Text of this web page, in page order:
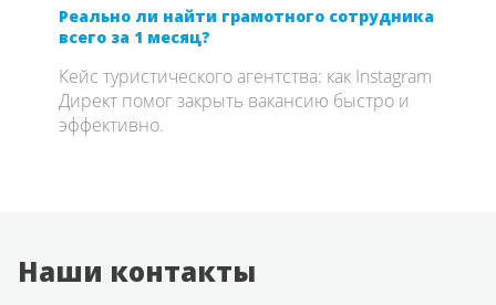
Реально ли найти грамотного сотрудника
всего за 1 месяц?
Кейс туристического агентства: как Instagram
Директ помог закрыть вакансию быстро и
эффективно.
Наши контакты